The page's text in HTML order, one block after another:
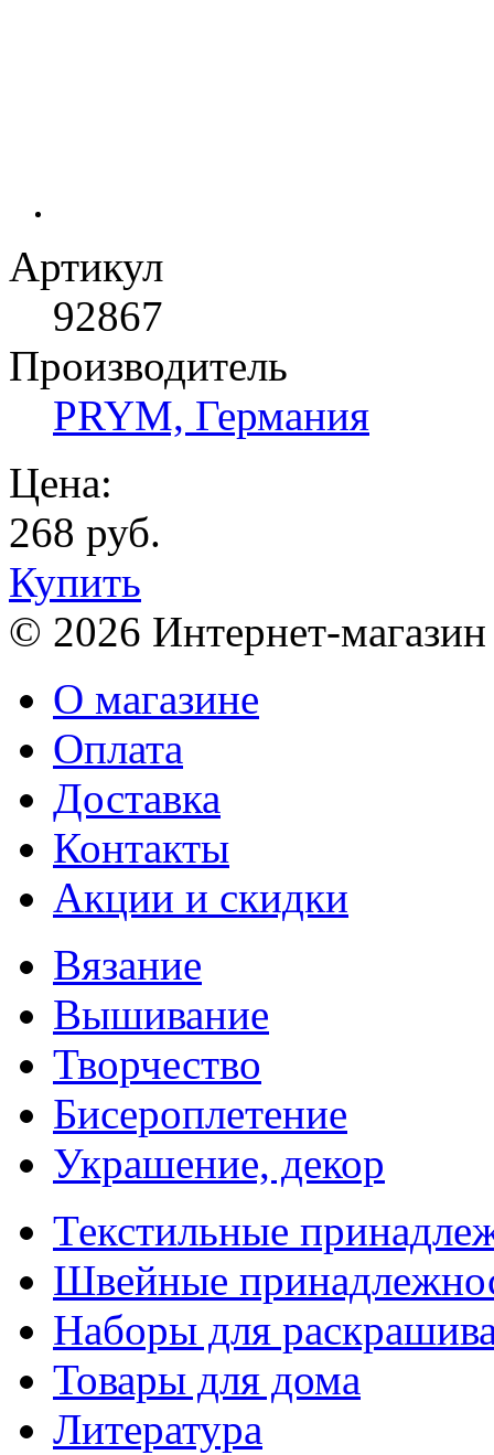
Артикул
92867
Производитель
PRYM, Германия
Цена:
268 руб.
Купить
© 2026 Интернет-
О магазине
Оплата
Доставка
Контакты
Акции и скидки
Вязание
Вышивание
Творчество
Бисероплетение
Украшение, декор
Текстильные
Швейные
Наборы для
Товары для дома
Литература